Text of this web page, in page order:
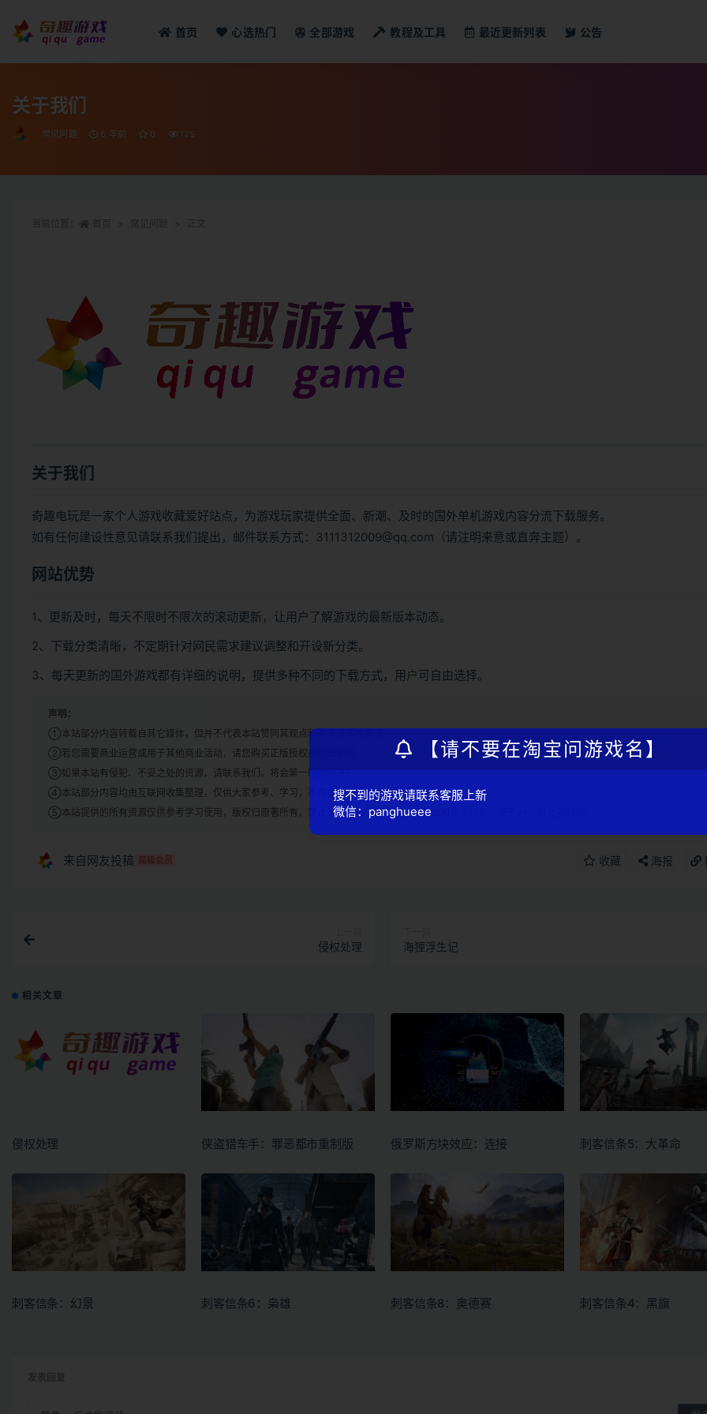
首页 心选热门 全部游戏 教程及工具 最近更新列表 公告
关于我们
常见问题 6 年前 0 125
关于我们
奇趣电玩是一家个人游戏收藏爱好站点，为游戏玩家提供全面、新潮、及时的国外单机游戏内容分流下载服务。
如有任何建设性意见请联系我们提出，邮件联系方式：3111312009@qq.com（请注明来意或直奔主题）。
网站优势
1、更新及时，每天不限时不限次的滚动更新，让用户了解游戏的最新版本动态。
2、下载分类清晰，不定期针对网民需求建议调整和开设新分类。
3、每天更新的国外游戏都有详细的说明，提供多种不同的下载方式，用户可自由选择。
声明：
①本站部分内容转载自其它媒体，但并不代表本站赞同其观点和对其真实性负责。
②若您需要商业运营或用于其他商业活动，请您购买正版授权并合法使用。
③如果本站有侵犯、不妥之处的资源，请联系我们。将会第一时间解决！
④本站部分内容均由互联网收集整理，仅供大家参考、学习，不存在任何商业目的与商业用途。
⑤本站提供的所有资源仅供参考学习使用，版权归原著所有，禁止下载本站资源参与任何商业和非法行为，请于24小时之内删除!
来自网友投稿 高级会员 收藏 海报
侵权处理 海狸浮生记
相关文章
侵权处理 侠盗猎车手：罪恶都市重制版 俄罗斯方块效应：连接 刺客信条5：大革命
刺客信条：幻景 刺客信条6：枭雄 刺客信条8：奥德赛 刺客信条4：黑旗
全部
【请不要在淘宝问游戏名】
搜不到的游戏请联系客服上新
微信：panghueee